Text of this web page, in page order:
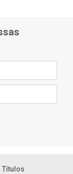
Títulos